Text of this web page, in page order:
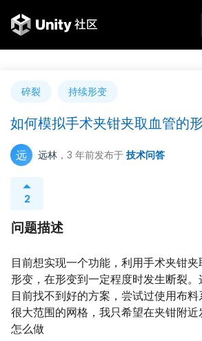
碎裂 持续形变
如何模拟手术夹钳夹取血管的
远 远林 ，3 年前发布于 技术问答
2
问题描述
目前想实现一个功能，利用手术夹钳
形变，在形变到一定程度时发生断裂
目前找不到好的方案，尝试过使用布
很大范围的网格，我只希望在夹钳附
怎么做